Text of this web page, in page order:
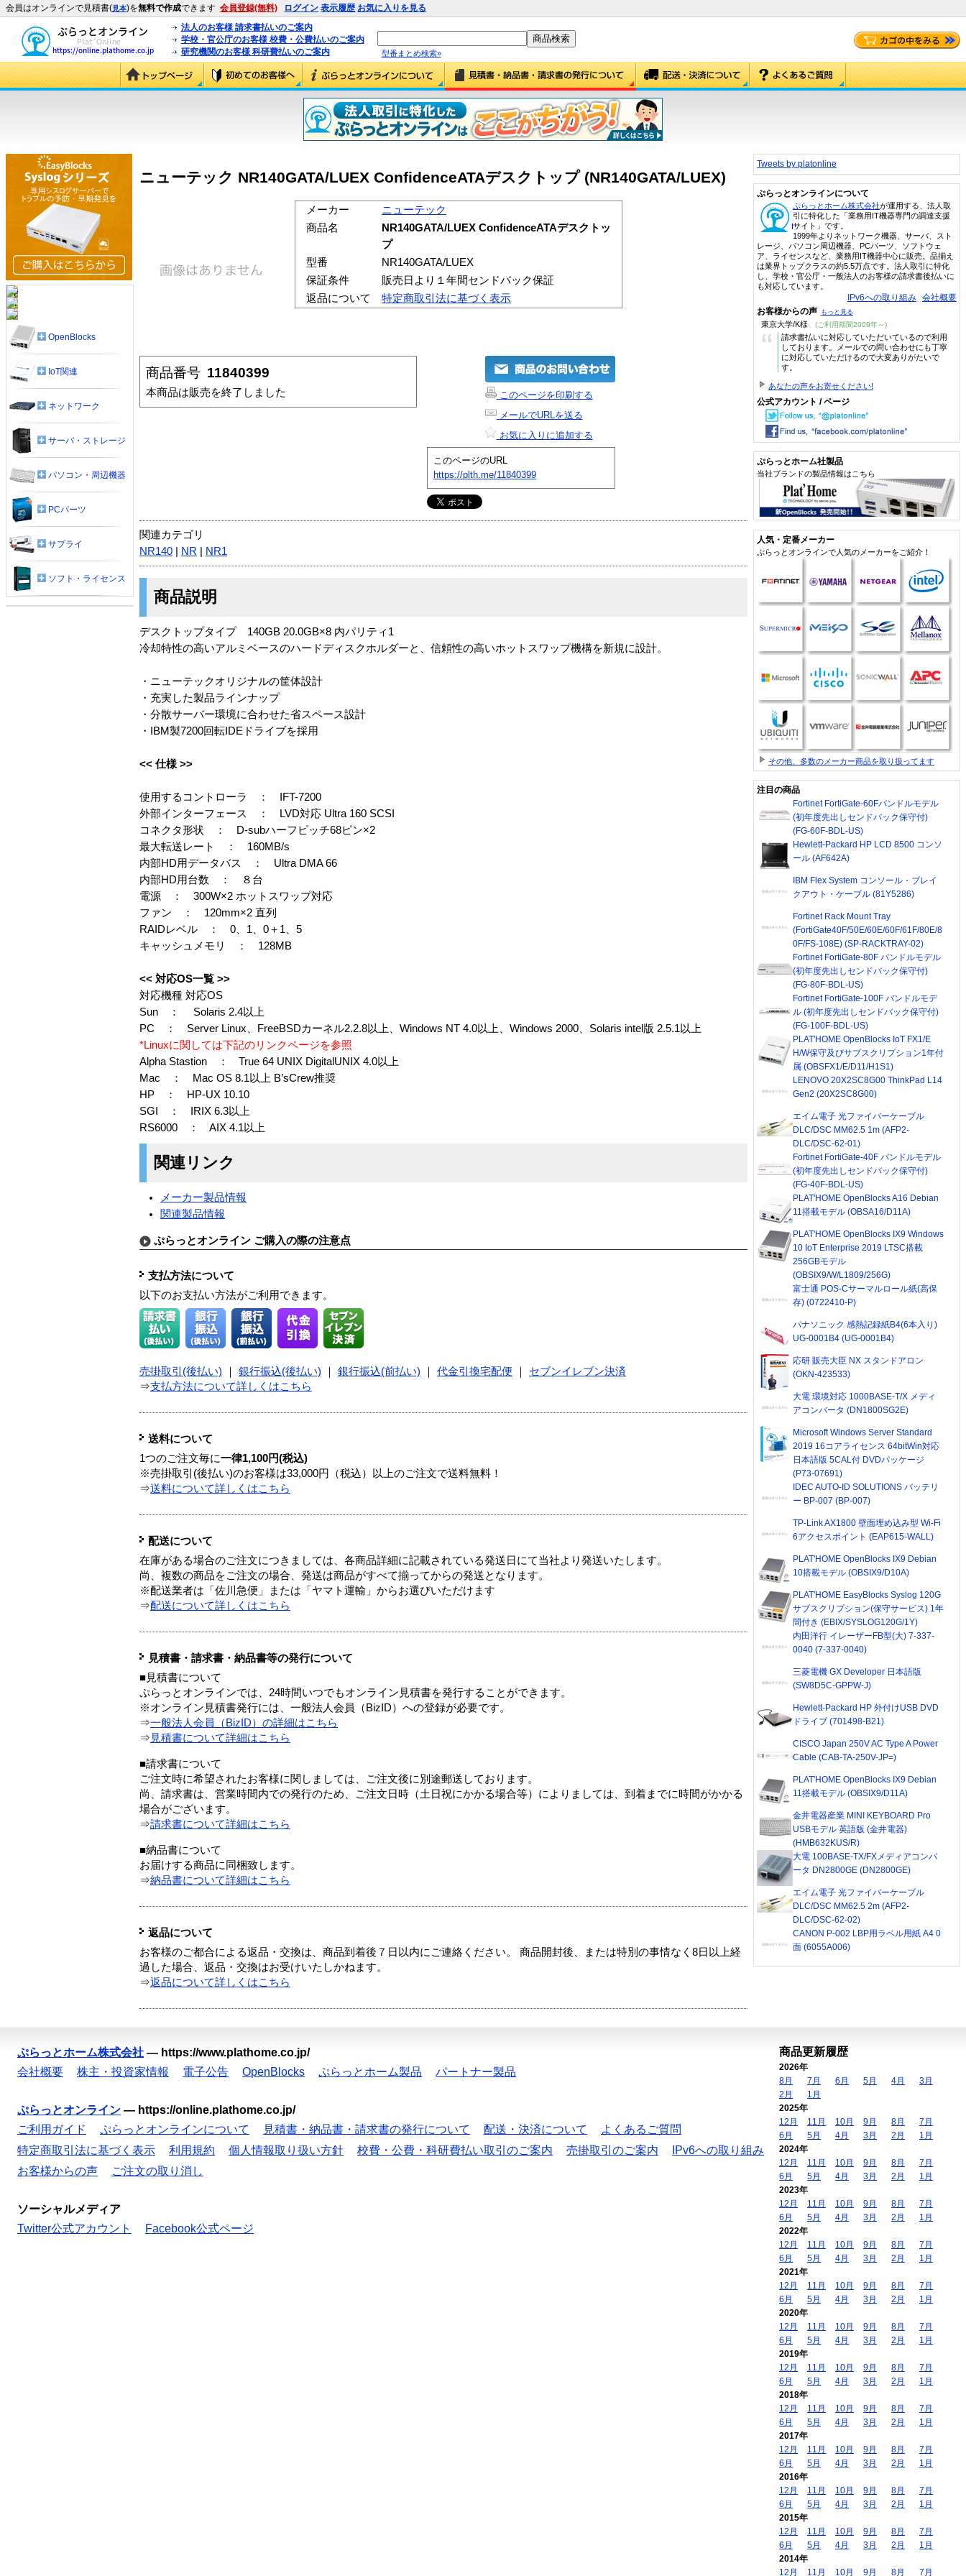
会員はオンラインで見積書(見本)を無料で作成できます 会員登録(無料) ログイン 表示履歴 お気に入りを見る
法人のお客様 請求書払いのご案内
学校・官公庁のお客様 校費・公費払いのご案内
研究機関のお客様 科研費払いのご案内
型番まとめ検索»
ニューテック NR140GATA/LUEX ConfidenceATAデスクトップ (NR140GATA/LUEX)
メーカー
ニューテック
商品名
NR140GATA/LUEX ConfidenceATAデスクトッ
プ
型番
NR140GATA/LUEX
保証条件
販売日より１年間センドバック保証
返品について
特定商取引法に基づく表示
商品番号 11840399
本商品は販売を終了しました
このページを印刷する
メールでURLを送る
お気に入りに追加する
このページのURL
https://plth.me/11840399
関連カテゴリ
NR140
NR NR1
商品説明
デスクトップタイプ 140GB 20.0GB×8 内パリティ1
冷却特性の高いアルミベースのハードディスクホルダーと、信頼性の高いホットスワップ機構を新規に設計。
・ニューテックオリジナルの筐体設計
・充実した製品ラインナップ
・分散サーバー環境に合わせた省スペース設計
・IBM製7200回転IDEドライブを採用
<< 仕様 >>
使用するコントローラ ： IFT-7200
外部インターフェース ： LVD対応 Ultra 160 SCSI
コネクタ形状 ： D-subハーフピッチ68ピン×2
最大転送レート ： 160MB/s
内部HD用データバス ： Ultra DMA 66
内部HD用台数 ： ８台
電源 ： 300W×2 ホットスワップ対応
ファン ： 120mm×2 直列
RAIDレベル ： 0、1、0＋1、5
キャッシュメモリ ： 128MB
<< 対応OS一覧 >>
対応機種 対応OS
Sun ： Solaris 2.4以上
PC ： Server Linux、FreeBSDカーネル2.2.8以上、Windows NT 4.0以上、Windows 2000、Solaris intel版 2.5.1以上
*Linuxに関しては下記のリンクページを参照
Alpha Stastion ： True 64 UNIX DigitalUNIX 4.0以上
Mac ： Mac OS 8.1以上 B’sCrew推奨
HP ： HP-UX 10.10
SGI ： IRIX 6.3以上
RS6000 ： AIX 4.1以上
関連リンク
メーカー製品情報
関連製品情報
ぷらっとオンライン ご購入の際の注意点
支払方法について
以下のお支払い方法がご利用できます。
売掛取引(後払い) 銀行振込(後払い) 銀行振込(前払い) 代金引換宅配便
セブンイレブン決済
⇒支払方法について詳しくはこちら
送料について
1つのご注文毎に一律1,100円(税込)
※売掛取引(後払い)のお客様は33,000円（税込）以上のご注文で送料無料！
⇒送料について詳しくはこちら
配送について
在庫がある場合のご注文につきましては、各商品詳細に記載されている発送日にて当社より発送いたします。
尚、複数の商品をご注文の場合、発送は商品がすべて揃ってからの発送となります。
※配送業者は「佐川急便」または「ヤマト運輸」からお選びいただけます
⇒配送について詳しくはこちら
見積書・請求書・納品書等の発行について
■見積書について
ぷらっとオンラインでは、24時間いつでもオンライン見積書を発行することができます。
※オンライン見積書発行には、一般法人会員（BizID）への登録が必要です。
⇒一般法人会員（BizID）の詳細はこちら
⇒ 見積書について詳細はこちら
■請求書について
ご注文時に希望されたお客様に関しましては、ご注文後に別途郵送しております。
尚、請求書は、営業時間内での発行のため、ご注文日時（土日祝にかかる場合等）によりましては、到着までに時間がかかる
場合がございます。
⇒請求書について詳細はこちら
■納品書について
お届けする商品に同梱致します。
⇒納品書について詳細はこちら
返品について
お客様のご都合による返品・交換は、商品到着後７日以内にご連絡ください。 商品開封後、または特別の事情なく8日以上経
過した場合、返品・交換はお受けいたしかねます。
⇒返品について詳しくはこちら
OpenBlocks
IoT関連
ネットワーク
サーバ・ストレージ
パソコン・周辺機器
PCパーツ
サプライ
ソフト・ライセンス
Tweets by platonline
ぷらっとオンラインについて
ぷらっとホーム株式会社が運用する、法人取
引に特化した「業務用IT機器専門の調達支援
サイト」です。
1999年よりネットワーク機器、サーバ、スト
レージ、パソコン周辺機器、PCパーツ、ソフトウェ
ア、ライセンスなど、業務用IT機器中心に販売。品揃え
は業界トップクラスの約5.5万点です。法人取引に特化
し、学校・官公庁・一般法人のお客様の請求書後払いに
も対応しています。
IPv6への取り組み 会社概要
お客様からの声 もっと見る
東京大学/K様 (ご利用期間2009年～)
“
請求書払いに対応していただいているので利用
しております。メールでの問い合わせにも丁寧
に対応していただけるので大変ありがたいで
す。
あなたの声をお寄せください!
公式アカウント / ページ
ぷらっとホーム社製品
当社ブランドの製品情報はこちら
人気・定番メーカー
ぷらっとオンラインで人気のメーカーをご紹介！
その他、多数のメーカー商品を取り扱ってます
注目の商品
Fortinet FortiGate-60Fバンドルモデル
(初年度先出しセンドバック保守付)
(FG-60F-BDL-US)
Hewlett-Packard HP LCD 8500 コンソ
ール (AF642A)
IBM Flex System コンソール・ブレイ
クアウト・ケーブル (81Y5286)
Fortinet Rack Mount Tray
(FortiGate40F/50E/60E/60F/61F/80E/8
0F/FS-108E) (SP-RACKTRAY-02)
Fortinet FortiGate-80F バンドルモデル
(初年度先出しセンドバック保守付)
(FG-80F-BDL-US)
Fortinet FortiGate-100F バンドルモデ
ル (初年度先出しセンドバック保守付)
(FG-100F-BDL-US)
PLAT'HOME OpenBlocks IoT FX1/E
H/W保守及びサブスクリプション1年付
属 (OBSFX1/E/D11/H1S1)
LENOVO 20X2SC8G00 ThinkPad L14
Gen2 (20X2SC8G00)
エイム電子 光ファイバーケーブル
DLC/DSC MM62.5 1m (AFP2-
DLC/DSC-62-01)
Fortinet FortiGate-40F バンドルモデル
(初年度先出しセンドバック保守付)
(FG-40F-BDL-US)
PLAT'HOME OpenBlocks A16 Debian
11搭載モデル (OBSA16/D11A)
PLAT'HOME OpenBlocks IX9 Windows
10 IoT Enterprise 2019 LTSC搭載
256GBモデル
(OBSIX9/W/L1809/256G)
富士通 POS-Cサーマルロール紙(高保
存) (0722410-P)
パナソニック 感熱記録紙B4(6本入り)
UG-0001B4 (UG-0001B4)
応研 販売大臣 NX スタンドアロン
(OKN-423533)
大電 環境対応 1000BASE-T/X メディ
アコンバータ (DN1800SG2E)
Microsoft Windows Server Standard
2019 16コアライセンス 64bitWin対応
日本語版 5CAL付 DVDパッケージ
(P73-07691)
IDEC AUTO-ID SOLUTIONS バッテリ
ー BP-007 (BP-007)
TP-Link AX1800 壁面埋め込み型 Wi-Fi
6アクセスポイント (EAP615-WALL)
PLAT'HOME OpenBlocks IX9 Debian
10搭載モデル (OBSIX9/D10A)
PLAT'HOME EasyBlocks Syslog 120G
サブスクリプション(保守サービス) 1年
間付き (EBIX/SYSLOG120G/1Y)
内田洋行 イレーザーFB型(大) 7-337-
0040 (7-337-0040)
三菱電機 GX Developer 日本語版
(SW8D5C-GPPW-J)
Hewlett-Packard HP 外付けUSB DVD
ドライブ (701498-B21)
CISCO Japan 250V AC Type A Power
Cable (CAB-TA-250V-JP=)
PLAT'HOME OpenBlocks IX9 Debian
11搭載モデル (OBSIX9/D11A)
金井電器産業 MINI KEYBOARD Pro
USBモデル 英語版 (金井電器)
(HMB632KUS/R)
大電 100BASE-TX/FXメディアコンバ
ータ DN2800GE (DN2800GE)
エイム電子 光ファイバーケーブル
DLC/DSC MM62.5 2m (AFP2-
DLC/DSC-62-02)
CANON P-002 LBP用ラベル用紙 A4 0
面 (6055A006)
ぷらっとホーム株式会社 — https://www.plathome.co.jp/
会社概要
株主・投資家情報 電子公告 OpenBlocks ぷらっとホーム製品 パートナー製品
ぷらっとオンライン — https://online.plathome.co.jp/
ご利用ガイド
ぷらっとオンラインについて 見積書・納品書・請求書の発行について 配送・決済について
よくあるご質問
特定商取引法に基づく表示
利用規約 個人情報取り扱い方針 校費・公費・科研費払い取引のご案内 売掛取引のご案内
IPv6への取り組み
お客様からの声
ご注文の取り消し
ソーシャルメディア
Twitter公式アカウント
Facebook公式ページ
商品更新履歴
2026年
8月
7月 6月 5月 4月
3月
2月
1月
2025年
12月
11月 10月 9月 8月
7月
6月
5月 4月 3月 2月
1月
2024年
12月
11月 10月 9月 8月
7月
6月
5月 4月 3月 2月
1月
2023年
12月
11月 10月 9月 8月
7月
6月
5月 4月 3月 2月
1月
2022年
12月
11月 10月 9月 8月
7月
6月
5月 4月 3月 2月
1月
2021年
12月
11月 10月 9月 8月
7月
6月
5月 4月 3月 2月
1月
2020年
12月
11月 10月 9月 8月
7月
6月
5月 4月 3月 2月
1月
2019年
12月
11月 10月 9月 8月
7月
6月
5月 4月 3月 2月
1月
2018年
12月
11月 10月 9月 8月
7月
6月
5月 4月 3月 2月
1月
2017年
12月
11月 10月 9月 8月
7月
6月
5月 4月 3月 2月
1月
2016年
12月
11月 10月 9月 8月
7月
6月
5月 4月 3月 2月
1月
2015年
12月
11月 10月 9月 8月
7月
6月
5月 4月 3月 2月
1月
2014年
12月
11月 10月 9月 8月 7月